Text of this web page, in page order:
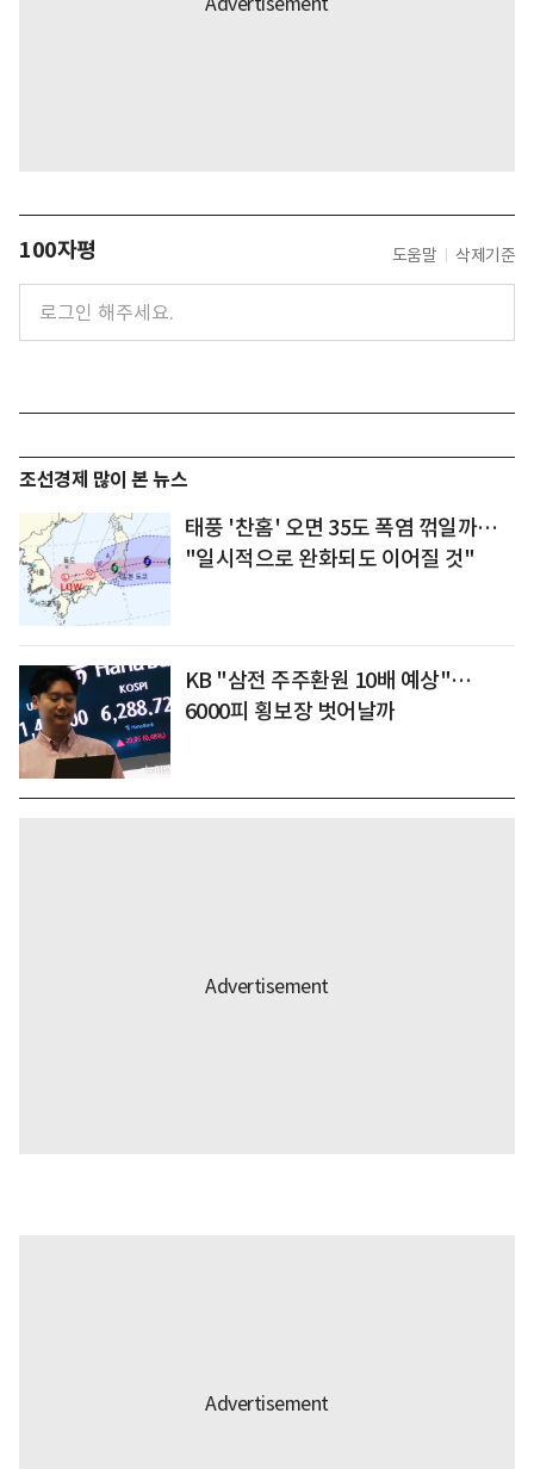
100자평 도움말 삭제기준
조선경제 많이 본 뉴스
태풍 '찬홈' 오면 35도 폭염 꺾일까…
"일시적으로 완화되도 이어질 것"
KB "삼전 주주환원 10배 예상"…
6000피 횡보장 벗어날까